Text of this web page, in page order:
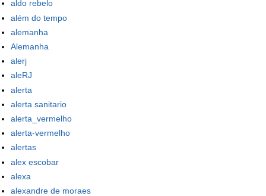
aldo rebelo
além do tempo
alemanha
Alemanha
alerj
aleRJ
alerta
alerta sanitario
alerta_vermelho
alerta-vermelho
alertas
alex escobar
alexa
alexandre de moraes